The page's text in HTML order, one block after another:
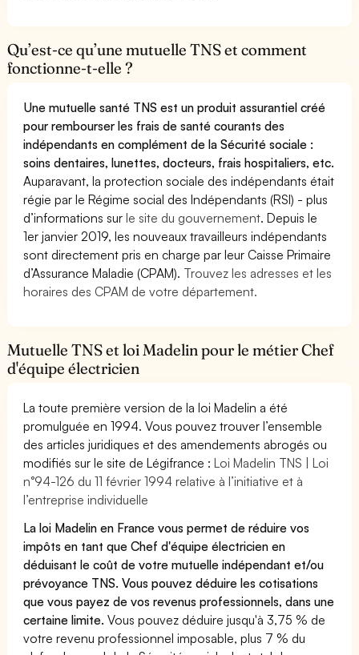
Qu’est-ce qu’une mutuelle TNS et comment
fonctionne-t-elle ?
Une mutuelle santé TNS est un produit assurantiel créé
pour rembourser les frais de santé courants des
indépendants en complément de la Sécurité sociale :
soins dentaires, lunettes, docteurs, frais hospitaliers, etc.
Auparavant, la protection sociale des indépendants était
régie par le Régime social des Indépendants (RSI) - plus
d’informations surle site du gouvernement. Depuis le
1er janvier 2019, les nouveaux travailleurs indépendants
sont directement pris en charge par leur Caisse Primaire
d’Assurance Maladie (CPAM). Trouvez les adresses et les
horaires des CPAM de votre département.
Mutuelle TNS et loi Madelin pour le métier Chef
d'équipe électricien
La toute première version de la loi Madelin a été
promulguée en 1994. Vous pouvez trouver l’ensemble
des articles juridiques et des amendements abrogés ou
modifiés sur le site de Légifrance :Loi Madelin TNS | Loi
n°94-126 du 11 février 1994 relative à l’initiative et à
l’entreprise individuelle
La loi Madelin en France vous permet de réduire vos
impôts en tant que Chef d'équipe électricien en
déduisant le coût de votre mutuelle indépendant et/ou
prévoyance TNS. Vous pouvez déduire les cotisations
que vous payez de vos revenus professionnels, dans une
certaine limite.Vous pouvez déduire jusqu'à 3,75 % de
votre revenu professionnel imposable, plus 7 % du